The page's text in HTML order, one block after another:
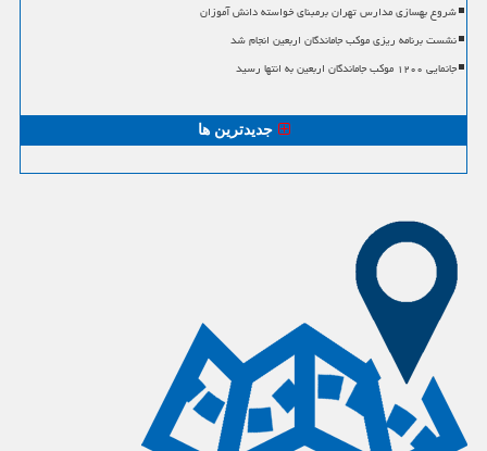
شروع بهسازی مدارس تهران برمبنای خواسته دانش آموزان
نشست برنامه ریزی موکب جاماندگان اربعین انجام شد
جانمایی ۱۲۰۰ موکب جاماندگان اربعین به انتها رسید
جدیدترین ها